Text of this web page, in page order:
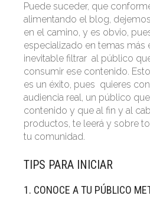
Puede suceder, que
alimentando el blog,
en el camino, y es obvio,
especializado en temas más
inevitable filtrar al público
consumir ese contenido.
es un éxito, pues quieres
audiencia real, un público
contenido y que al fin y al
productos, te leerá y sobre
tu comunidad.
TIPS PARA INICIAR
1. CONOCE A TU PÚBLICO